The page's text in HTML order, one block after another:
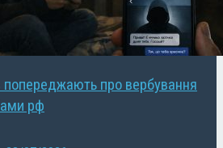
попереджають про вербування
рф